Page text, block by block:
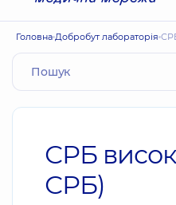
Головна Добробут лабораторія
СРБ
СРБ)